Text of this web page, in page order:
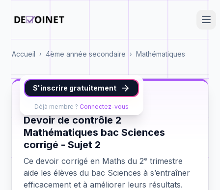
Accueil › 4ème année secondaire › Mathématiques
S'inscrire gratuitement
Déjà membre ? Connectez-vous
Maths bac Sciences contrôle 2
Devoir de contrôle 2
Mathématiques bac Sciences
corrigé - Sujet 2
Ce devoir corrigé en Maths du 2ᵉ trimestre
aide les élèves du bac Sciences à s’entraîner
efficacement et à améliorer leurs résultats.